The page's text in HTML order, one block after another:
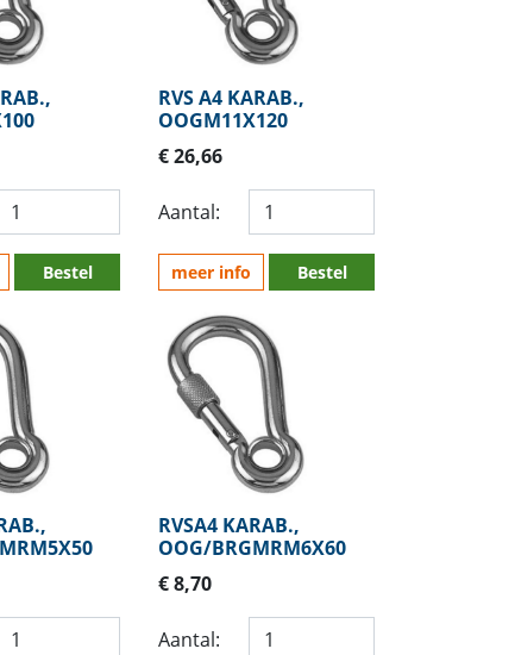
Bestel
RVS A4 KARAB.,
OOGM11X120
€ 26,66
Aantal:
meer info Bestel
RVSA4 KARAB.,
OOG/BRGMRM6X60
€ 8,70
Aantal: